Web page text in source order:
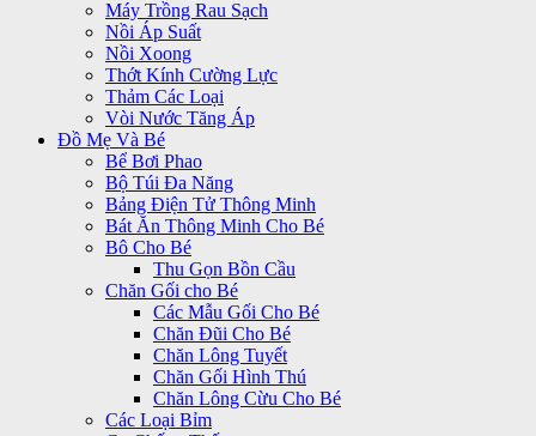
Máy Trồng Rau Sạch
Nồi Áp Suất
Nồi Xoong
Thớt Kính Cường Lực
Thảm Các Loại
Vòi Nước Tăng Áp
Đồ Mẹ Và Bé
Bể Bơi Phao
Bộ Túi Đa Năng
Bảng Điện Tử Thông Minh
Bát Ăn Thông Minh Cho Bé
Bô Cho Bé
Thu Gọn Bồn Cầu
Chăn Gối cho Bé
Các Mẫu Gối Cho Bé
Chăn Đũi Cho Bé
Chăn Lông Tuyết
Chăn Gối Hình Thú
Chăn Lông Cừu Cho Bé
Các Loại Bỉm